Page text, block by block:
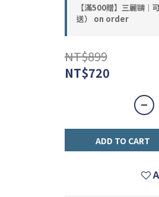
【滿500贈】三麗鷗｜
送） on order
NT$899
NT$720
ADD TO CART